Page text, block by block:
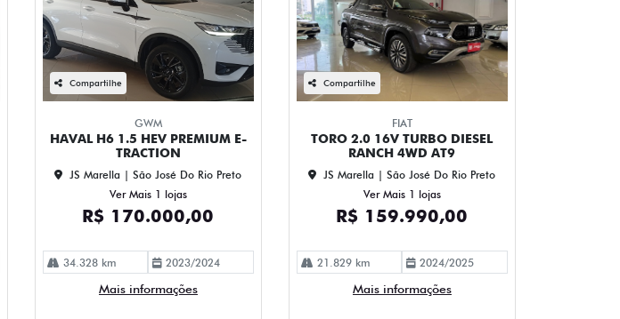
Compartilhe
GWM
HAVAL H6 1.5 HEV PREMIUM E-
TRACTION
JS Marella | São José Do Rio Preto
Ver Mais 1 lojas
R$ 170.000,00
34.328 km 2023/2024
Mais informações
Compartilhe
FIAT
TORO 2.0 16V TURBO DIESEL
RANCH 4WD AT9
JS Marella | São José Do Rio Preto
Ver Mais 1 lojas
R$ 159.990,00
21.829 km 2024/2025
Mais informações